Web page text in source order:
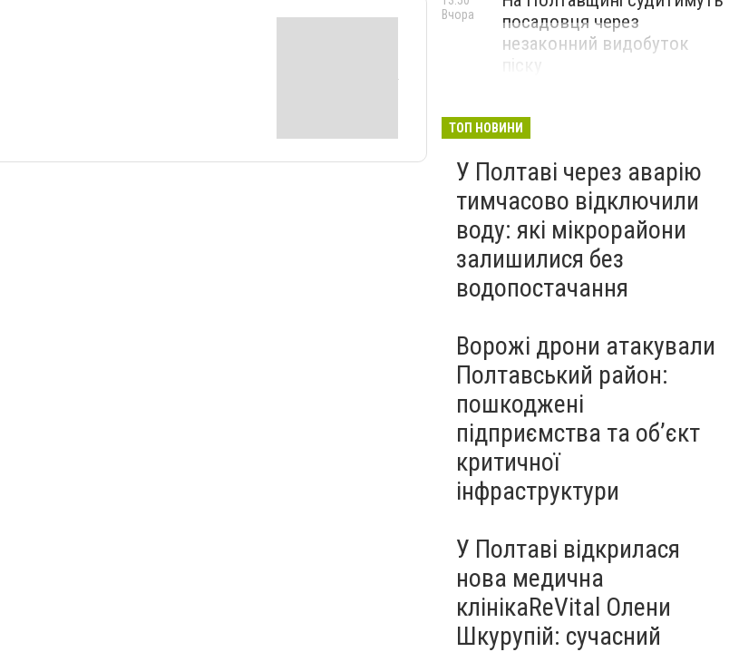
посадовця через
незаконний видобуток
Вчора
ТОП НОВИНИ
У Полтаві через аварію
тимчасово відключили
воду: які мікрорайони
залишилися без
водопостачання
Ворожі дрони атакували
Полтавський район:
пошкоджені
підприємства та об’єкт
критичної
інфраструктури
У Полтаві відкрилася
нова медична
клінікаReVital Олени
Шкурупій: сучасний